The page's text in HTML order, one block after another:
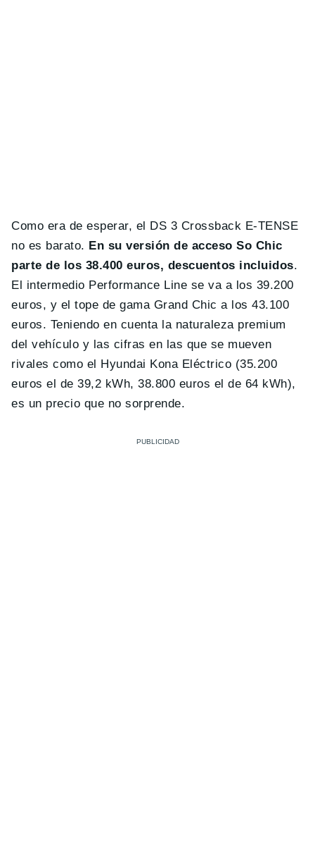
Como era de esperar, el DS 3 Crossback E-TENSE
no es barato. En su versión de acceso So Chic
parte de los 38.400 euros, descuentos incluidos.
El intermedio Performance Line se va a los 39.200
euros, y el tope de gama Grand Chic a los 43.100
euros. Teniendo en cuenta la naturaleza premium
del vehículo y las cifras en las que se mueven
rivales como el Hyundai Kona Eléctrico (35.200
euros el de 39,2 kWh, 38.800 euros el de 64 kWh),
es un precio que no sorprende.